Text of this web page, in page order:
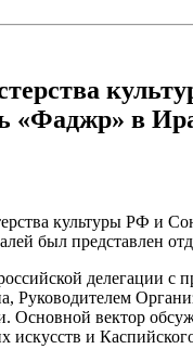
«Фаджр» в
культуры РФ и
был представлен
делегации
Руководителем
вектор
и